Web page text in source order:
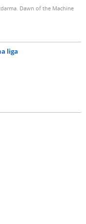
Dawn of the Machine
liga